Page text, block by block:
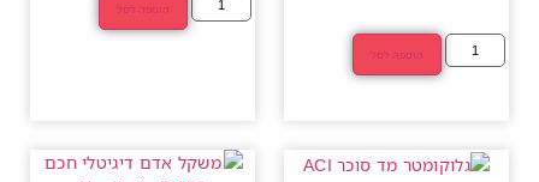
הוספה לסל
הוספה לסל